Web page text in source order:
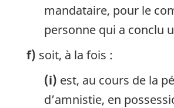
mandataire, pour le
personne qui a conclu
f) soit, à la fois :
(i) est, au cours de la
d’amnistie, en